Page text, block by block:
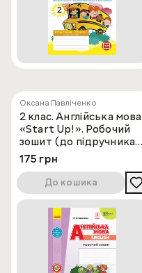
Оксана Павліченко
2 клас. Англійська мова
«Start Up!». Робочий
зошит (до підручника
Губарєва С.С.)
175 грн
До кошика